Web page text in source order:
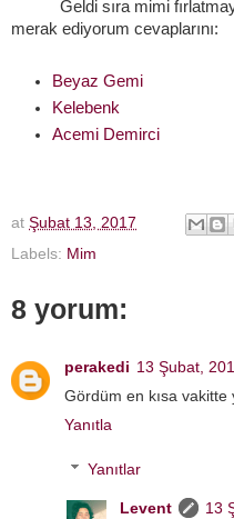
Geldi sıra mimi fırlatmaya.
merak ediyorum cevaplarını:
Beyaz Gemi
Kelebenk
Acemi Demirci
at Şubat 13, 2017
Labels: Mim
8 yorum:
perakedi 13 Şubat,
Gördüm en kısa vakitte
Yanıtla
Yanıtlar
Levent
13